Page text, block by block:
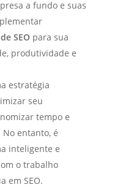
a fundo e suas
SEO para sua
produtividade e
estratégia
seu
tempo e
entanto, é
inteligente e
o trabalho
em SEO.